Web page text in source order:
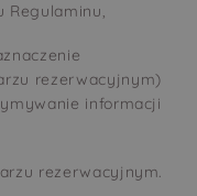
Regulaminu,
rezerwacyjnym)
informacji
rezerwacyjnym.